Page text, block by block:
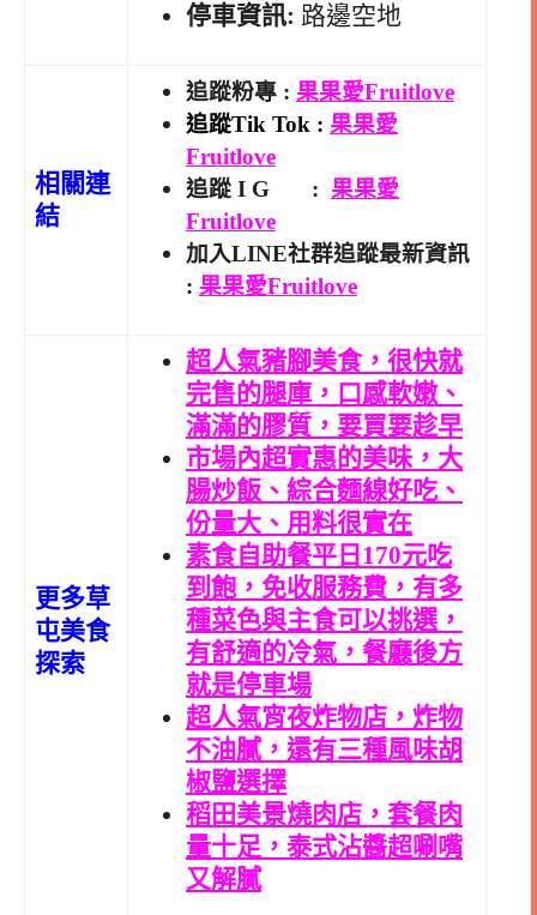
停車資訊: 路邊空地
相關連
結
追蹤粉專 : 果果愛Fruitlove
追蹤Tik Tok : 果果愛
Fruitlove
追蹤 I G : 果果愛
Fruitlove
加入LINE社群追蹤最新資訊
: 果果愛Fruitlove
更多草
屯美食
探索
超人氣豬腳美食，很快就
完售的腿庫，口感軟嫩、
滿滿的膠質，要買要趁早
市場內超實惠的美味，大
腸炒飯、綜合麵線好吃、
份量大、用料很實在
素食自助餐平日170元吃
到飽，免收服務費，有多
種菜色與主食可以挑選，
有舒適的冷氣，餐廳後方
就是停車場
超人氣宵夜炸物店，炸物
不油膩，還有三種風味胡
椒鹽選擇
稻田美景燒肉店，套餐肉
量十足，泰式沾醬超唰嘴
又解膩